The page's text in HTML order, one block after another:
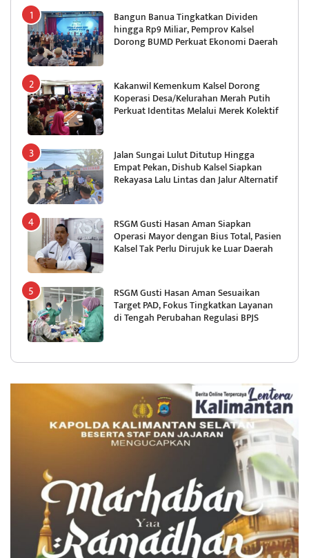
Bangun Banua Tingkatkan Dividen
hingga Rp9 Miliar, Pemprov Kalsel
Dorong BUMD Perkuat Ekonomi Daerah
Kakanwil Kemenkum Kalsel Dorong
Koperasi Desa/Kelurahan Merah Putih
Perkuat Identitas Melalui Merek Kolektif
Jalan Sungai Lulut Ditutup Hingga
Empat Pekan, Dishub Kalsel Siapkan
Rekayasa Lalu Lintas dan Jalur Alternatif
RSGM Gusti Hasan Aman Siapkan
Operasi Mayor dengan Bius Total, Pasien
Kalsel Tak Perlu Dirujuk ke Luar Daerah
RSGM Gusti Hasan Aman Sesuaikan
Target PAD, Fokus Tingkatkan Layanan
di Tengah Perubahan Regulasi BPJS